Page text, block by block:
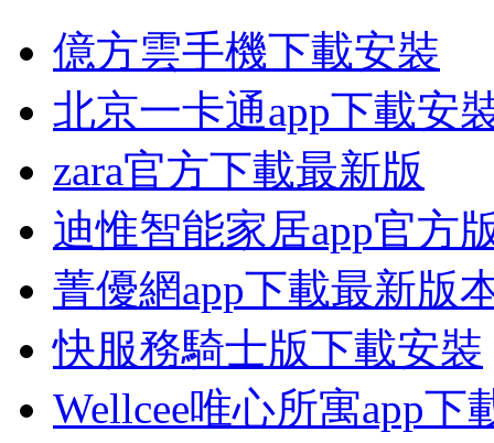
億方雲手機下載安裝
北京一卡通app下載安
zara官方下載最新版
迪惟智能家居app官方
菁優網app下載最新版
快服務騎士版下載安裝
Wellcee唯心所寓app下